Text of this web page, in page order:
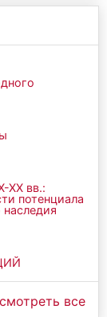
ХХ вв.:
потенциала
наследия
все